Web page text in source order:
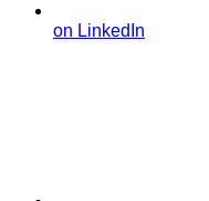
on LinkedIn